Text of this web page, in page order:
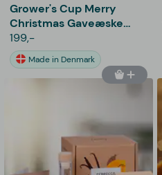
Grower's Cup Merry
Christmas Gaveæske
med Kaffe
199,-
Made in Denmark